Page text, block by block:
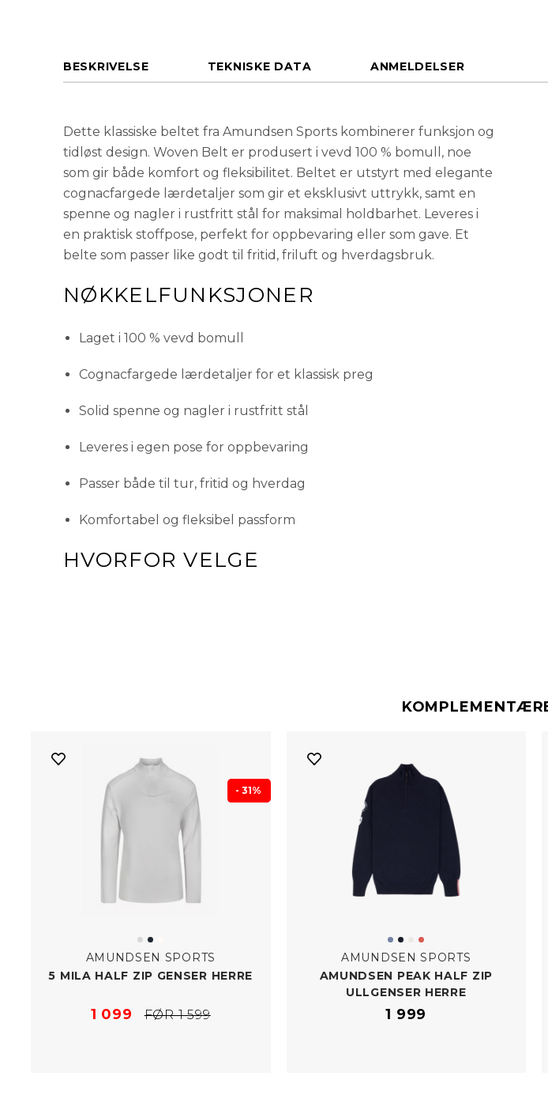
BESKRIVELSE TEKNISKE DATA ANMELDELSER
Dette klassiske beltet fra Amundsen Sports kombinerer funksjon og
tidløst design. Woven Belt er produsert i vevd 100 % bomull, noe
som gir både komfort og fleksibilitet. Beltet er utstyrt med elegante
cognacfargede lærdetaljer som gir et eksklusivt uttrykk, samt en
spenne og nagler i rustfritt stål for maksimal holdbarhet. Leveres i
en praktisk stoffpose, perfekt for oppbevaring eller som gave. Et
belte som passer like godt til fritid, friluft og hverdagsbruk.
NØKKELFUNKSJONER
Laget i 100 % vevd bomull
Cognacfargede lærdetaljer for et klassisk preg
Solid spenne og nagler i rustfritt stål
Leveres i egen pose for oppbevaring
Passer både til tur, fritid og hverdag
Komfortabel og fleksibel passform
HVORFOR VELGE
- 31%
AMUNDSEN SPORTS
5 MILA HALF ZIP GENSER HERRE
1 099 FØR 1 599
AMUNDSEN SPORTS
AMUNDSEN PEAK HALF ZIP
ULLGENSER HERRE
1 999